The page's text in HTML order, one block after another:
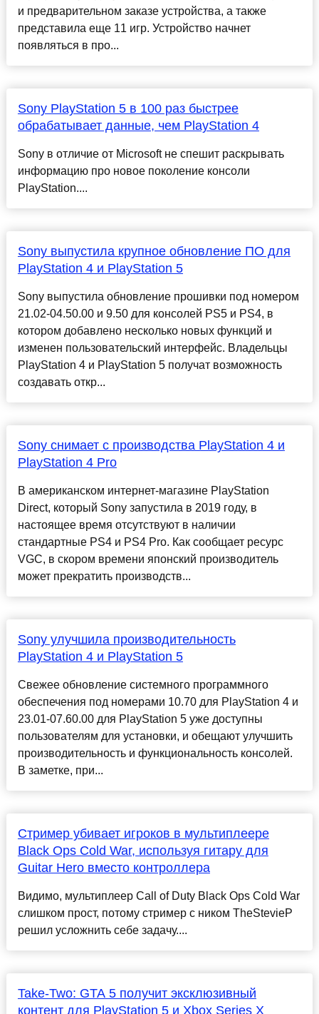
и предварительном заказе устройства, а также
представила еще 11 игр. Устройство начнет
появляться в про...
Sony PlayStation 5 в 100 раз быстрее
обрабатывает данные, чем PlayStation 4
Sony в отличие от Microsoft не спешит раскрывать
информацию про новое поколение консоли
PlayStation....
Sony выпустила крупное обновление ПО для
PlayStation 4 и PlayStation 5
Sony выпустила обновление прошивки под номером
21.02-04.50.00 и 9.50 для консолей PS5 и PS4, в
котором добавлено несколько новых функций и
изменен пользовательский интерфейс. Владельцы
PlayStation 4 и PlayStation 5 получат возможность
создавать откр...
Sony снимает с производства PlayStation 4 и
PlayStation 4 Pro
В американском интернет-магазине PlayStation
Direct, который Sony запустила в 2019 году, в
настоящее время отсутствуют в наличии
стандартные PS4 и PS4 Pro. Как сообщает ресурс
VGC, в скором времени японский производитель
может прекратить производств...
Sony улучшила производительность
PlayStation 4 и PlayStation 5
Свежее обновление системного программного
обеспечения под номерами 10.70 для PlayStation 4 и
23.01-07.60.00 для PlayStation 5 уже доступны
пользователям для установки, и обещают улучшить
производительность и функциональность консолей.
В заметке, при...
Стример убивает игроков в мультиплеере
Black Ops Cold War, используя гитару для
Guitar Hero вместо контроллера
Видимо, мультиплеер Call of Duty Black Ops Cold War
слишком прост, потому стример с ником TheStevieP
решил усложнить себе задачу....
Take-Two: GTA 5 получит эксклюзивный
контент для PlayStation 5 и Xbox Series X